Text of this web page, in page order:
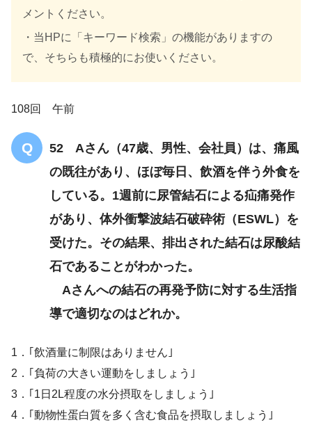
メントください。
・当HPに「キーワード検索」の機能がありますの
で、そちらも積極的にお使いください。
108回 午前
52 Aさん（47歳、男性、会社員）は、痛風
の既往があり、ほぼ毎日、飲酒を伴う外食を
している。1週前に尿管結石による疝痛発作
があり、体外衝撃波結石破砕術（ESWL）を
受けた。その結果、排出された結石は尿酸結
石であることがわかった。
Aさんへの結石の再発予防に対する生活指
導で適切なのはどれか。
1．｢飲酒量に制限はありません｣
2．｢負荷の大きい運動をしましょう｣
3．｢1日2L程度の水分摂取をしましょう｣
4．｢動物性蛋白質を多く含む食品を摂取しましょう｣